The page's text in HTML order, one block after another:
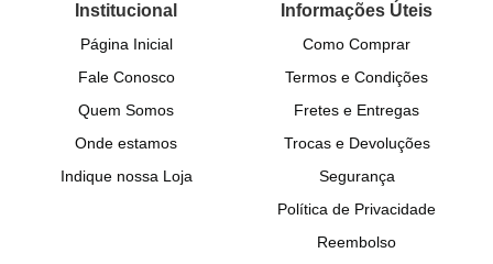
Institucional
Página Inicial
Fale Conosco
Quem Somos
Onde estamos
Indique nossa Loja
Informações Úteis
Como Comprar
Termos e Condições
Fretes e Entregas
Trocas e Devoluções
Segurança
Política de Privacidade
Reembolso